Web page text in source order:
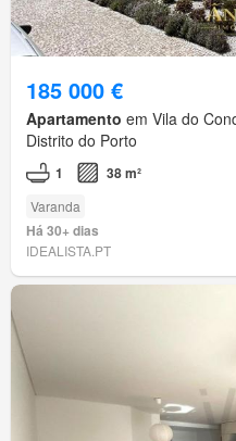
185 000 €
Apartamento em Vila do
Distrito do Porto
1 38 m²
Varanda
Há 30+ dias
IDEALISTA.PT